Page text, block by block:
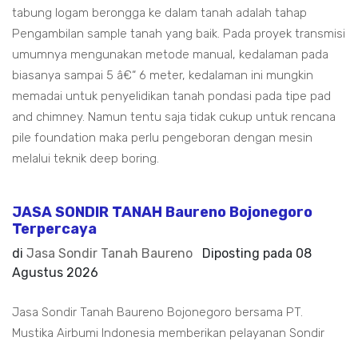
tabung logam berongga ke dalam tanah adalah tahap
Pengambilan sample tanah yang baik. Pada proyek transmisi
umumnya mengunakan metode manual, kedalaman pada
biasanya sampai 5 â€“ 6 meter, kedalaman ini mungkin
memadai untuk penyelidikan tanah pondasi pada tipe pad
and chimney. Namun tentu saja tidak cukup untuk rencana
pile foundation maka perlu pengeboran dengan mesin
melalui teknik deep boring.
JASA SONDIR TANAH Baureno Bojonegoro
Terpercaya
di Jasa Sondir Tanah Baureno Diposting pada 08
Agustus 2026
Jasa Sondir Tanah Baureno Bojonegoro bersama PT.
Mustika Airbumi Indonesia memberikan pelayanan Sondir